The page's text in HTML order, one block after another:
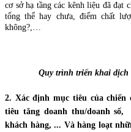
cơ sở hạ tầng các kênh liệu đã đạt
tổng thể hay chưa, điểm chất
không?,…
Quy trình triển khai dịch
2. Xác định mục tiêu của chiến
tiêu tăng doanh thu/doanh
khách hàng, ... Và hàng loạt